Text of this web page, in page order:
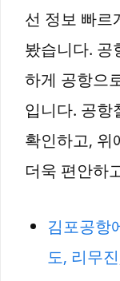
선 정보 빠르
봤습니다. 공
하게 공항으
입니다. 공항
확인하고, 위
더욱 편안하
김포공항
도, 리무